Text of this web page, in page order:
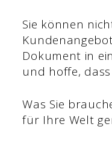
Sie können
Dokument in
und hoffe,
Was Sie
für Ihre Welt